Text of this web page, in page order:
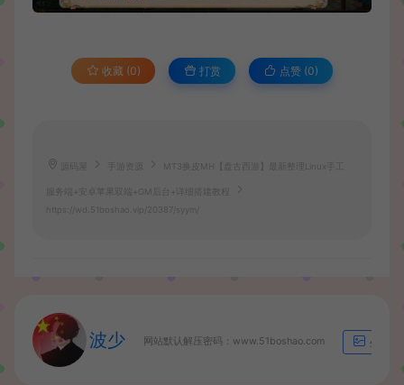
收藏 (0) 打赏 点赞 (0)
手游资源 MT3换皮MH【盘古西游】最新整理Linux手工
服务端+安卓苹果双端+GM后台+详细搭建教程
https://wd.51boshao.vip/20387/syym/
波少 网站默认解压密码：www.51boshao.com 生成海